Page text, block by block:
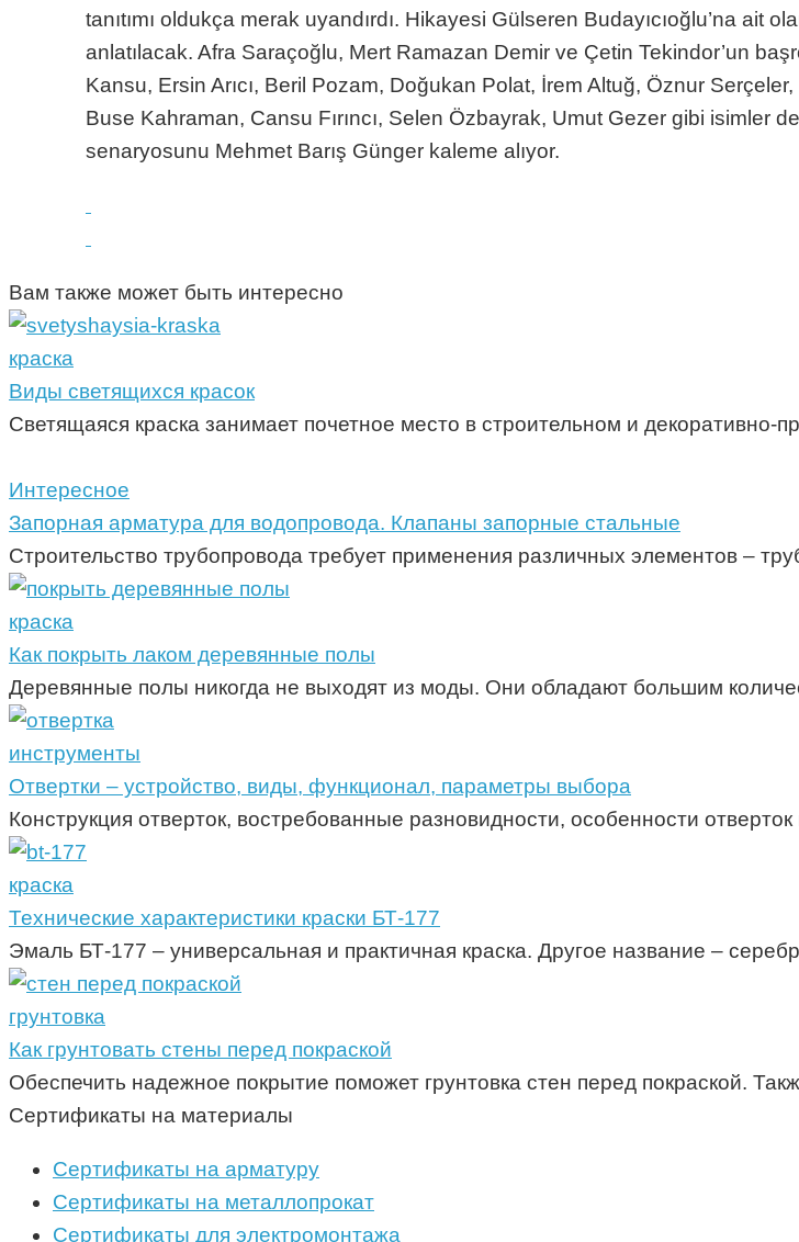
tanıtımı oldukça merak uyandırdı. Hikayesi Gülseren Budayıcıoğlu’na ait
anlatılacak. Afra Saraçoğlu, Mert Ramazan Demir ve Çetin Tekindor’un
Kansu, Ersin Arıcı, Beril Pozam, Doğukan Polat, İrem Altuğ, Öznur
Buse Kahraman, Cansu Fırıncı, Selen Özbayrak, Umut Gezer gibi isimler
senaryosunu Mehmet Barış Günger kaleme alıyor.
Вам также может быть интересно
краска
Виды светящихся красок
Светящаяся краска занимает почетное место в строительном и декоративно-
Интересное
Запорная арматура для водопровода. Клапаны запорные стальные
Строительство трубопровода требует применения различных элементов –
краска
Как покрыть лаком деревянные полы
Деревянные полы никогда не выходят из моды. Они обладают большим
инструменты
Отвертки – устройство, виды, функционал, параметры выбора
Конструкция отверток, востребованные разновидности, особенности
краска
Технические характеристики краски БТ-177
Эмаль БТ-177 – универсальная и практичная краска. Другое название –
грунтовка
Как грунтовать стены перед покраской
Обеспечить надежное покрытие поможет грунтовка стен перед покраской.
Сертификаты на материалы
Сертификаты на арматуру
Сертификаты на металлопрокат
Сертификаты для электромонтажа